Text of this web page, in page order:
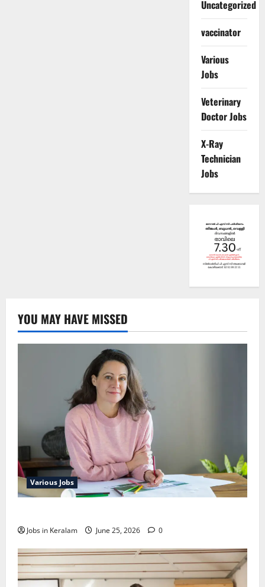
Uncategorized
vaccinator
Various
Jobs
Veterinary
Doctor Jobs
X-Ray
Technician
Jobs
YOU MAY HAVE MISSED
Various Jobs
Jobs in Keralam June 25, 2026 0